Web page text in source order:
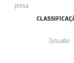
presa.
Tyto alba